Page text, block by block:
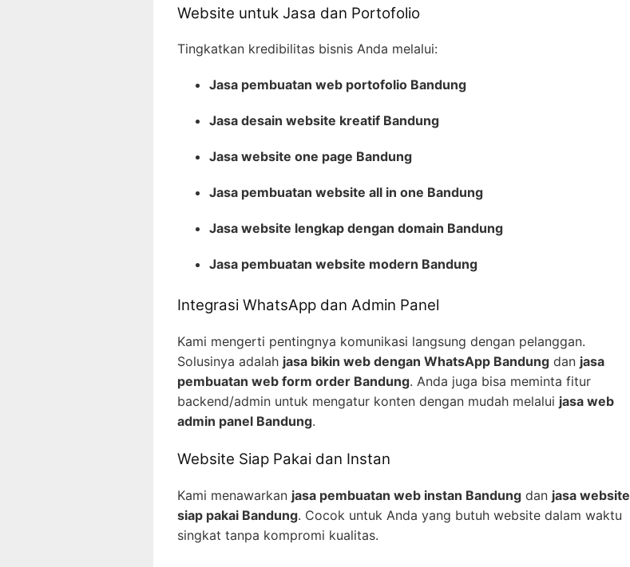
Website untuk Jasa dan Portofolio
Tingkatkan kredibilitas bisnis Anda melalui:
Jasa pembuatan web portofolio Bandung
Jasa desain website kreatif Bandung
Jasa website one page Bandung
Jasa pembuatan website all in one Bandung
Jasa website lengkap dengan domain Bandung
Jasa pembuatan website modern Bandung
Integrasi WhatsApp dan Admin Panel
Kami mengerti pentingnya komunikasi langsung dengan pelanggan.
Solusinya adalah jasa bikin web dengan WhatsApp Bandung dan jasa
pembuatan web form order Bandung. Anda juga bisa meminta fitur
backend/admin untuk mengatur konten dengan mudah melalui jasa web
admin panel Bandung.
Website Siap Pakai dan Instan
Kami menawarkan jasa pembuatan web instan Bandung dan jasa website
siap pakai Bandung. Cocok untuk Anda yang butuh website dalam waktu
singkat tanpa kompromi kualitas.